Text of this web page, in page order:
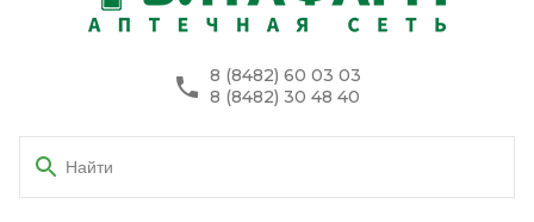
8 (8482) 60 03 03
8 (8482) 30 48 40